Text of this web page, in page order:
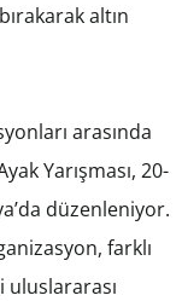
altın
arasında
Yarışması, 20-
düzenleniyor.
farklı